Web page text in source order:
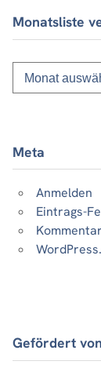
Monatsliste
Monatsliste
vergangener
Beiträge
Meta
Anmelden
Eintrags-
Gefördert von